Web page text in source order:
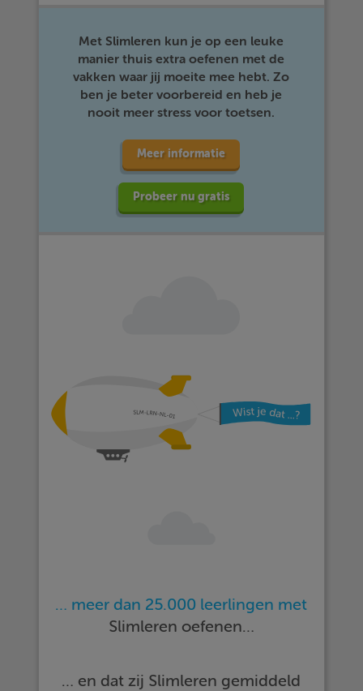
Met Slimleren kun je op een leuke
manier thuis extra oefenen met de
vakken waar jij moeite mee hebt. Zo
ben je beter voorbereid en heb je
nooit meer stress voor toetsen.
Meer informatie
Probeer nu gratis
… meer dan 25.000 leerlingen met
Slimleren oefenen…
… en dat zij Slimleren gemiddeld